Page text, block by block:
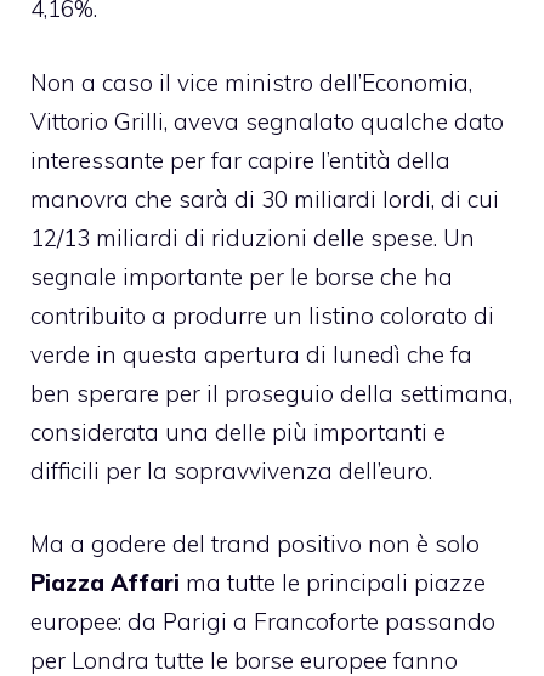
4,16%.
Non a caso il vice ministro dell’Economia,
Vittorio Grilli, aveva segnalato qualche dato
interessante per far capire l’entità della
manovra che sarà di 30 miliardi lordi, di cui
12/13 miliardi di riduzioni delle spese. Un
segnale importante per le borse che ha
contribuito a produrre un listino colorato di
verde in questa apertura di lunedì che fa
ben sperare per il proseguio della settimana,
considerata una delle più importanti e
difficili per la sopravvivenza dell’euro.
Ma a godere del trand positivo non è solo
Piazza Affari ma tutte le principali piazze
europee: da Parigi a Francoforte passando
per Londra tutte le borse europee fanno